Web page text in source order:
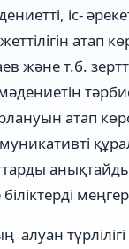
іс-
жəне т.б.
атап
алуан